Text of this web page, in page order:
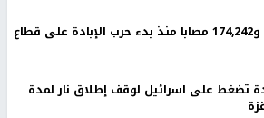
73,384 شهيدا و174,242 مصابا منذ بدء حرب الإبادة على قطاع
تضغط على اسرائيل لوقف إطلاق نار لمدة